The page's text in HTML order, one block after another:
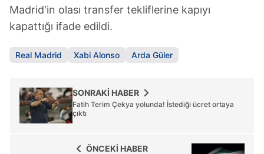
Madrid'in olası transfer tekliflerine kapıyı
kapattığı ifade edildi.
Real Madrid Xabi Alonso Arda Güler
SONRAKİ HABER
Fatih Terim Çekya yolunda! İstediği ücret ortaya
çıktı
ÖNCEKİ HABER